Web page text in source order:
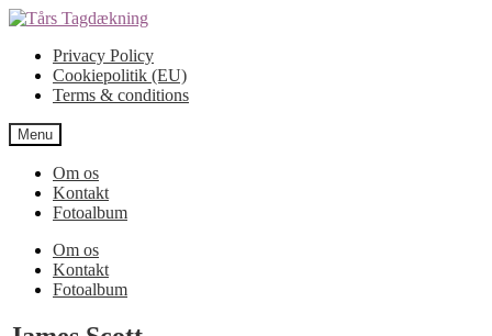
Spring
navigation
Spring
indholdPrivacy Policy
Cookiepolitik (EU)
Terms & conditions
Menu
Om os
Kontakt
Fotoalbum
Om os
Kontakt
Fotoalbum